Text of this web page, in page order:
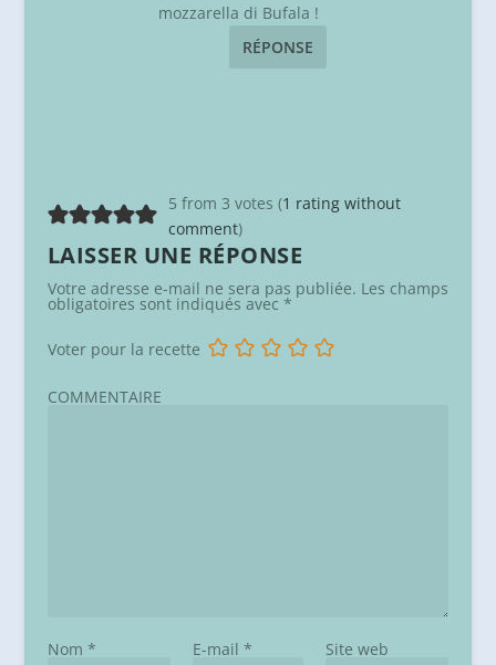
mozzarella di Bufala !
RÉPONSE
5 from 3 votes (1 rating without
comment)
LAISSER UNE RÉPONSE
Votre adresse e-mail ne sera pas publiée. Les champs
obligatoires sont indiqués avec *
Voter pour la recette
COMMENTAIRE
Nom * E-mail * Site web